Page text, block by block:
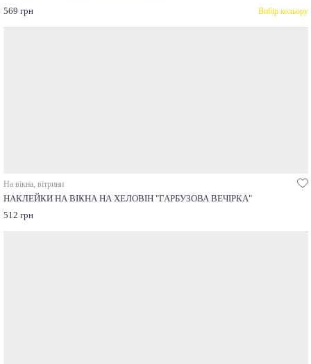
569 грн
Вибір кольору
На вікна, вітрини
НАКЛЕЙКИ НА ВІКНА НА ХЕЛОВІН "ГАРБУЗОВА ВЕЧІРКА"
512 грн